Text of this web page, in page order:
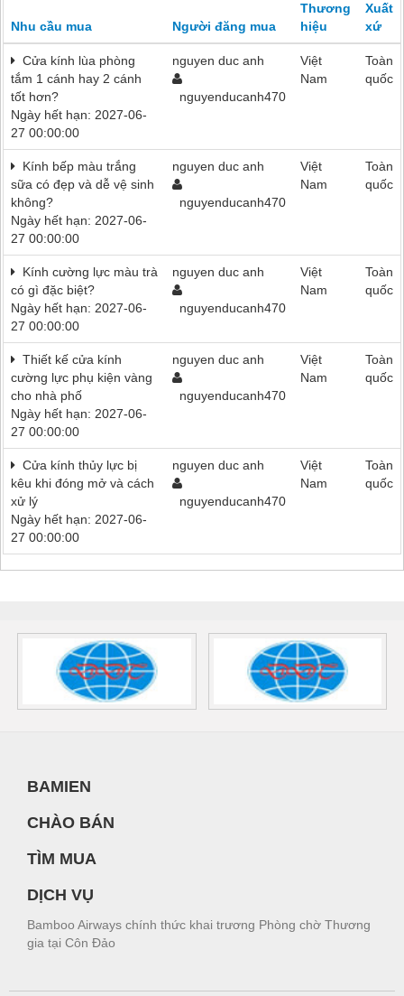
Nhu cầu mua Người đăng mua
Thương
hiệu
Xuất
xứ
Cửa kính lùa phòng
tắm 1 cánh hay 2 cánh
tốt hơn?
Ngày hết hạn: 2027-06-
27 00:00:00
nguyen duc anh
nguyenducanh470
Việt
Nam
Toàn
quốc
Kính bếp màu trắng
sữa có đẹp và dễ vệ sinh
không?
Ngày hết hạn: 2027-06-
27 00:00:00
nguyen duc anh
nguyenducanh470
Việt
Nam
Toàn
quốc
Kính cường lực màu trà
có gì đặc biệt?
Ngày hết hạn: 2027-06-
27 00:00:00
nguyen duc anh
nguyenducanh470
Việt
Nam
Toàn
quốc
Thiết kế cửa kính
cường lực phụ kiện vàng
cho nhà phố
Ngày hết hạn: 2027-06-
27 00:00:00
nguyen duc anh
nguyenducanh470
Việt
Nam
Toàn
quốc
Cửa kính thủy lực bị
kêu khi đóng mở và cách
xử lý
Ngày hết hạn: 2027-06-
27 00:00:00
nguyen duc anh
nguyenducanh470
Việt
Nam
Toàn
quốc
BAMIEN
CHÀO BÁN
TÌM MUA
DỊCH VỤ
Bamboo Airways chính thức khai trương Phòng chờ Thương
gia tại Côn Đảo